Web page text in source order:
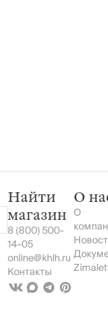
Найти
магазин
8 (800) 500-
14-05
online@khlh.ru
Контакты
О
О